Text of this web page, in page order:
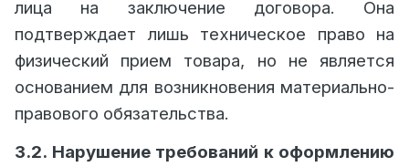
лица на заключение договора. Она
подтверждает лишь техническое право на
физический прием товара, но не является
основанием для возникновения материально-
правового обязательства.
3.2. Нарушение требований к оформлению